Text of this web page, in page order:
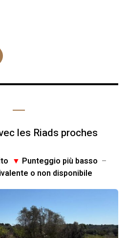
les Riads proches
▼ Punteggio più basso –
o non disponibile